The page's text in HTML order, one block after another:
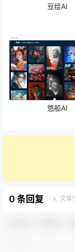
豆绘AI
悠船AI
0 条回复 A 文章